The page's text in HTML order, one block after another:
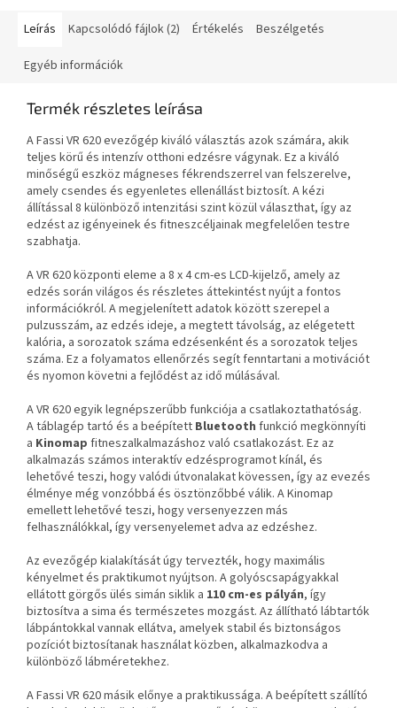
Leírás Kapcsolódó fájlok (2) Értékelés Beszélgetés
Egyéb információk
Termék részletes leírása
A Fassi VR 620 evezőgép kiváló választás azok számára, akik
teljes körű és intenzív otthoni edzésre vágynak. Ez a kiváló
minőségű eszköz mágneses fékrendszerrel van felszerelve,
amely csendes és egyenletes ellenállást biztosít. A kézi
állítással 8 különböző intenzitási szint közül választhat, így az
edzést az igényeinek és fitneszcéljainak megfelelően testre
szabhatja.
A VR 620 központi eleme a 8 x 4 cm-es LCD-kijelző, amely az
edzés során világos és részletes áttekintést nyújt a fontos
információkról. A megjelenített adatok között szerepel a
pulzusszám, az edzés ideje, a megtett távolság, az elégetett
kalória, a sorozatok száma edzésenként és a sorozatok teljes
száma. Ez a folyamatos ellenőrzés segít fenntartani a motivációt
és nyomon követni a fejlődést az idő múlásával.
A VR 620 egyik legnépszerűbb funkciója a csatlakoztathatóság.
A táblagép tartó és a beépített Bluetooth funkció megkönnyíti
a Kinomap fitneszalkalmazáshoz való csatlakozást. Ez az
alkalmazás számos interaktív edzésprogramot kínál, és
lehetővé teszi, hogy valódi útvonalakat kövessen, így az evezés
élménye még vonzóbbá és ösztönzőbbé válik. A Kinomap
emellett lehetővé teszi, hogy versenyezzen más
felhasználókkal, így versenyelemet adva az edzéshez.
Az evezőgép kialakítását úgy tervezték, hogy maximális
kényelmet és praktikumot nyújtson. A golyóscsapágyakkal
ellátott görgős ülés simán siklik a 110 cm-es pályán, így
biztosítva a sima és természetes mozgást. Az állítható lábtartók
lábpántokkal vannak ellátva, amelyek stabil és biztonságos
pozíciót biztosítanak használat közben, alkalmazkodva a
különböző lábméretekhez.
A Fassi VR 620 másik előnye a praktikussága. A beépített szállító